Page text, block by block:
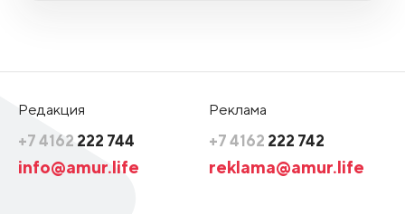
Редакция
+7 4162 222 744
info@amur.life
Реклама
+7 4162 222 742
reklama@amur.life